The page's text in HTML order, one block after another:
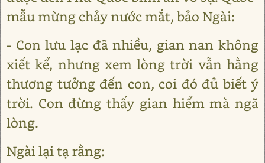
mẫu mừng chảy nước mắt, bảo Ngài:
- Con lưu lạc đã nhiều, gian nan không
xiết kể, nhưng xem lòng trời vẫn hằng
thương tưởng đến con, coi đó đủ biết ý
trời. Con đừng thấy gian hiểm mà ngã
lòng.
Ngài lại tạ rằng: